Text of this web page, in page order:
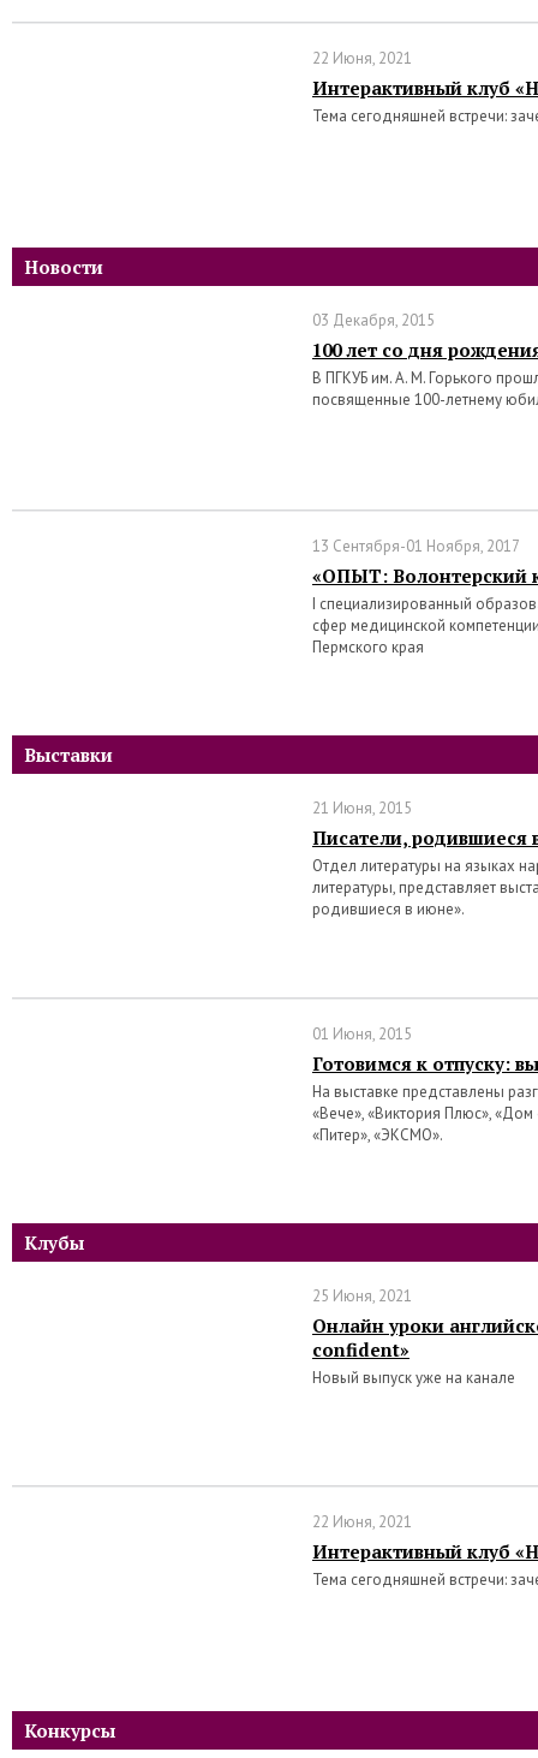
22 Июня, 2021
Интерактивный клуб
Тема сегодняшней встречи:
Новости
03 Декабря, 2015
100 лет со дня
В ПГКУБ им. А. М. Горького
посвященные 100-летнему
13 Сентября-01 Ноября, 2017
«ОПЫТ: Волонтерский
I специализированный
сфер медицинской
Пермского края
Выставки
21 Июня, 2015
Писатели, родившиеся
Отдел литературы на языках
литературы, представляет
родившиеся в июне».
01 Июня, 2015
Готовимся к отпуску:
На выставке представлены
«Вече», «Виктория Плюс», «Дом
«Питер», «ЭКСМО».
Клубы
25 Июня, 2021
Онлайн уроки
confident»
Новый выпуск уже на канале
22 Июня, 2021
Интерактивный клуб
Тема сегодняшней встречи:
Конкурсы